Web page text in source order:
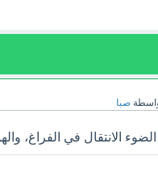
صبا
الانتقال في الفراغ،